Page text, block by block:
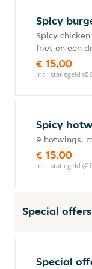
Spicy
Spicy
friet en een
€ 15,00
incl. statiegeld (€
Spicy
9 hotwings,
€ 15,00
incl. statiegeld (€
Special offers
Special